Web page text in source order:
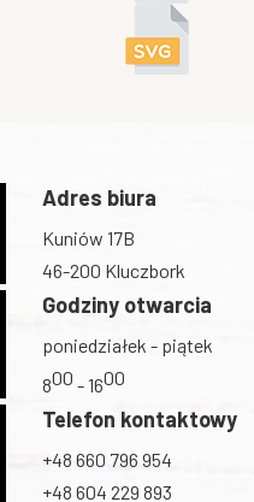
Adres biura
Kuniów 17B
46-200 Kluczbork
Godziny otwarcia
poniedziałek - piątek
800 - 1600
Telefon kontaktowy
+48 660 796 954
+48 604 229 893